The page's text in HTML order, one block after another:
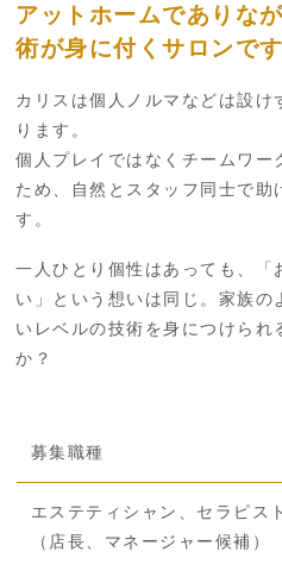
アットホームでありな
術が身に付くサロンです
カリスは個人ノルマなどは設け
ります。
個人プレイではなくチームワー
ため、自然とスタッフ同士で助
す。
一人ひとり個性はあっても、「
い」という想いは同じ。家族の
いレベルの技術を身につけられ
か？
募集職種
エステティシャン、セラピスト
（店長、マネージャー候補）